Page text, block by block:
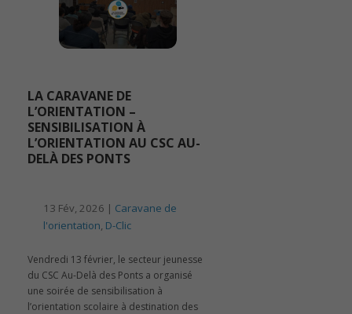
LA CARAVANE DE
L’ORIENTATION –
SENSIBILISATION À
L’ORIENTATION AU CSC AU-
DELÀ DES PONTS
13 Fév, 2026 | Caravane de
l'orientation, D-Clic
Vendredi 13 février, le secteur jeunesse
du CSC Au-Delà des Ponts a organisé
une soirée de sensibilisation à
l’orientation scolaire à destination des